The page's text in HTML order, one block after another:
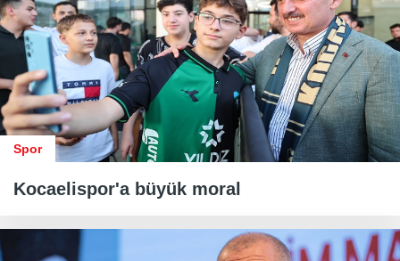
Spor
Kocaelispor'a büyük moral